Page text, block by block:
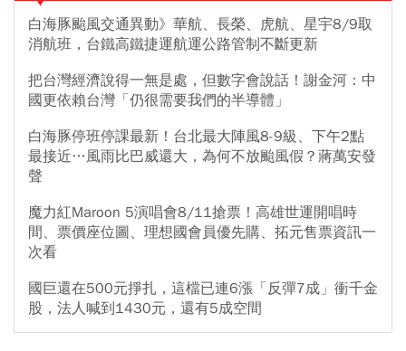
白海豚颱風交通異動》華航、長榮、虎航、星宇8/9取
消航班，台鐵高鐵捷運航運公路管制不斷更新
把台灣經濟說得一無是處，但數字會說話！謝金河：中
國更依賴台灣「仍很需要我們的半導體」
白海豚停班停課最新！台北最大陣風8-9級、下午2點
最接近…風雨比巴威還大，為何不放颱風假？蔣萬安發
聲
魔力紅Maroon 5演唱會8/11搶票！高雄世運開唱時
間、票價座位圖、理想國會員優先購、拓元售票資訊一
次看
國巨還在500元掙扎，這檔已連6漲「反彈7成」衝千金
股，法人喊到1430元，還有5成空間